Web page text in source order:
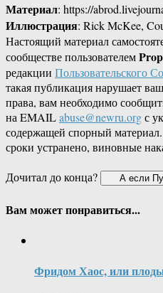
Материал: https://
Иллюстрация: Rick McKee,
Настоящий материал
сообществе пользователем
редакции Пользовательского
такая публикация нарушает
права, вам необходимо
на EMAILabuse@newru.orgс
содержащей спорный
сроки устранено, виновные
Дочитал до конца?
Вам может понравиться...
Фридом Хаос, или